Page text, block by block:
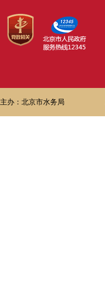
主办：北京市水务局